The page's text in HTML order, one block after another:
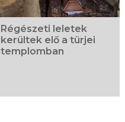
Régészeti leletek
kerültek elő a türjei
templomban